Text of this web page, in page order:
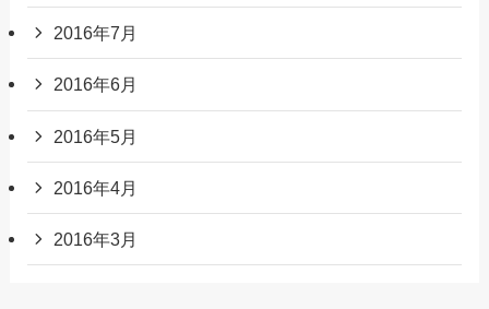
2016年7月
2016年6月
2016年5月
2016年4月
2016年3月